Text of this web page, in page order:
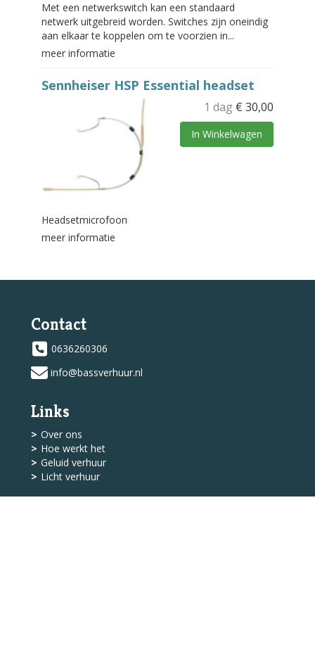
Met een netwerkswitch kan een standaard
netwerk uitgebreid worden. Switches zijn oneindig
aan elkaar te koppelen om te voorzien in...
meer informatie
Sennheiser HSP Essential headset
1 dag € 30,00
In Winkelwagen
Headsetmicrofoon
meer informatie
Contact
0636260306
info@bassverhuur.nl
Links
Over ons
Hoe werkt het
Geluid verhuur
Licht verhuur